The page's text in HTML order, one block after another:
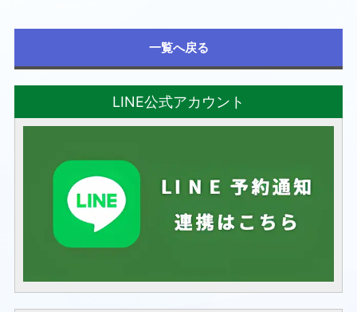
一覧へ戻る
LINE公式アカウント